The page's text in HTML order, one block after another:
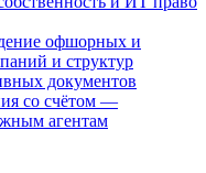
офшорных и
и структур
документов
со счётом —
агентам